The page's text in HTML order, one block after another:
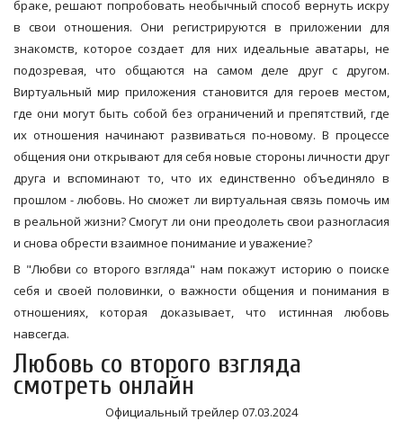
браке, решают попробовать необычный способ вернуть искру
в свои отношения. Они регистрируются в приложении для
знакомств, которое создает для них идеальные аватары, не
подозревая, что общаются на самом деле друг с другом.
Виртуальный мир приложения становится для героев местом,
где они могут быть собой без ограничений и препятствий, где
их отношения начинают развиваться по-новому. В процессе
общения они открывают для себя новые стороны личности друг
друга и вспоминают то, что их единственно объединяло в
прошлом - любовь. Но сможет ли виртуальная связь помочь им
в реальной жизни? Смогут ли они преодолеть свои разногласия
и снова обрести взаимное понимание и уважение?
В "Любви со второго взгляда" нам покажут историю о поиске
себя и своей половинки, о важности общения и понимания в
отношениях, которая доказывает, что истинная любовь
навсегда.
Любовь со второго взгляда
смотреть онлайн
Официальный трейлер 07.03.2024